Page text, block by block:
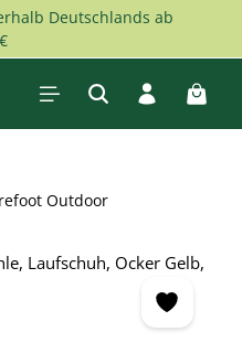
Deutschlands ab
Outdoor